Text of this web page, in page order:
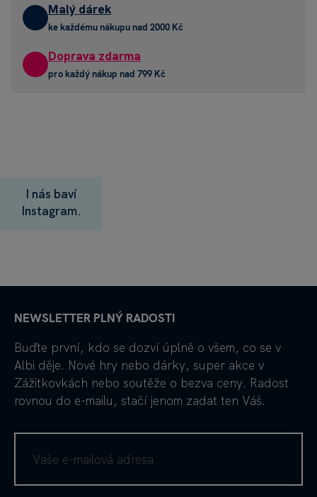
Malý dárek
ke každému nákupu nad 2000 Kč
Doprava zdarma
pro každý nákup nad 799 Kč
I nás baví
Instagram.
NEWSLETTER PLNÝ RADOSTI
Buďte první, kdo se dozví úplně o všem, co se v
Albi děje. Nové hry nebo dárky, super akce v
Zážitkovkách nebo soutěže o bezva ceny. Radost
rovnou do e-mailu, stačí jenom zadat ten Váš.